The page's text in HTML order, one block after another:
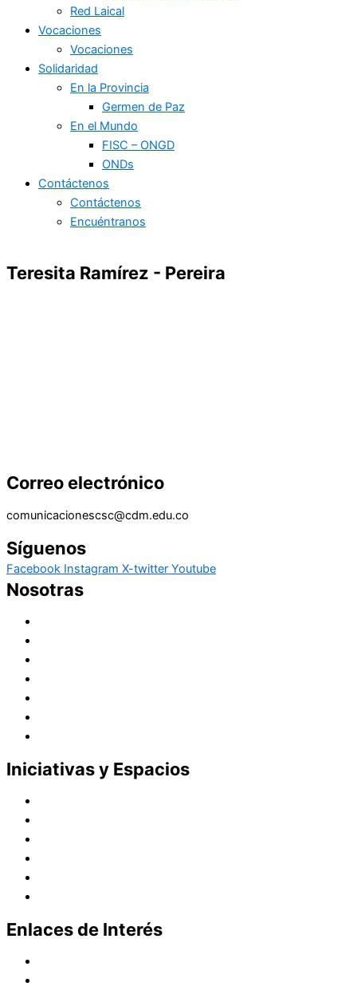
Red Laical
Vocaciones
Vocaciones
Solidaridad
En la Provincia
Germen de Paz
En el Mundo
FISC – ONGD
ONDs
Contáctenos
Contáctenos
Encuéntranos
Teresita Ramírez - Pereira
Correo electrónico
comunicacionescsc@cdm.edu.co
Síguenos
Facebook Instagram X-twitter Youtube
Nosotras
Iniciativas y Espacios
Enlaces de Interés